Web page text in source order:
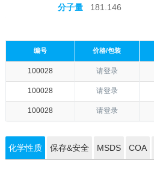
分子量 181.146
编号 价格/包装
100028 请登录
100028 请登录
100028 请登录
化学性质 保存&安全 MSDS COA